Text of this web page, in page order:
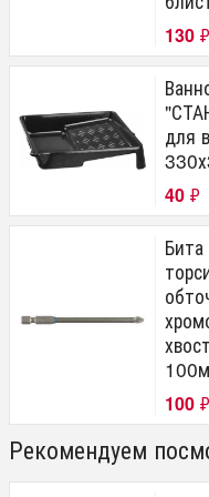
130 ₽
для
40 ₽
100 ₽
Рекомендуем